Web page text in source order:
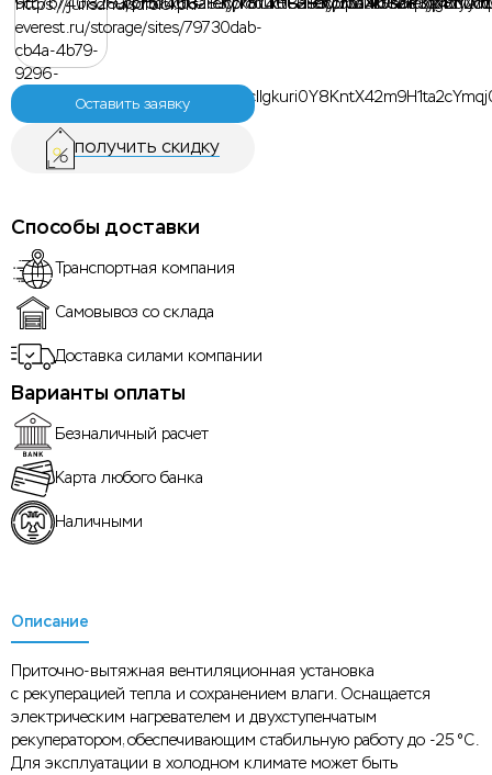
Оставить заявку
получить скидку
Способы доставки
Транспортная компания
Самовывоз со склада
Доставка силами компании
Варианты оплаты
Безналичный расчет
Карта любого банка
Наличными
Описание
Приточно-вытяжная вентиляционная установка
с рекуперацией тепла и сохранением влаги. Оснащается
электрическим нагревателем и двухступенчатым
рекуператором, обеспечивающим стабильную работу до -25 °C.
Для эксплуатации в холодном климате может быть